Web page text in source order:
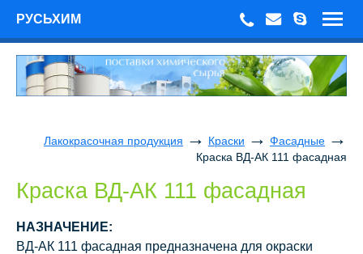
РУСЬХИМ
Лакокрасочная продукция → Краски → Фасадные →
Краска ВД-АК 111 фасадная
Краска ВД-АК 111 фасадная
НАЗНАЧЕНИЕ:
ВД-АК 111 фасадная предназначена для окраски